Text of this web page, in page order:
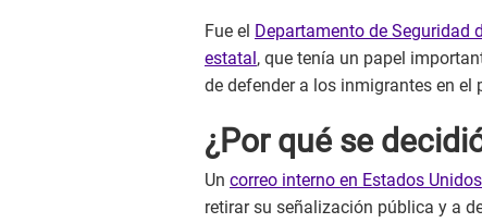
Fue el Departamento de Seguridad
estatal , que tenía un papel
de defender a los inmigrantes en el
¿Por qué se
Un correo interno en Estados Unidos
retirar su señalización pública y a